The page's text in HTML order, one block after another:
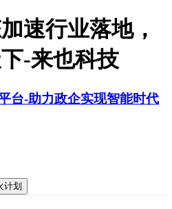
速行业落地，
-来也科技
计划